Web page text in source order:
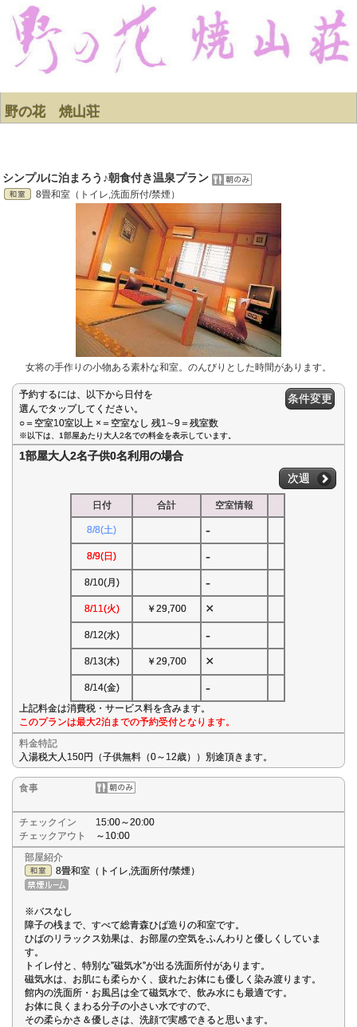
野の花 焼山荘
シンプルに泊まろう♪朝食付き温泉プラン
8畳和室（トイレ,洗面所付/禁煙）
女将の手作りの小物ある素朴な和室。のんびりとした時間があります。
予約するには、以下から日付を
選んでタップしてください。
○＝空室10室以上 ×＝空室なし 残1∼9＝残室数
条件変更
※以下は、1部屋あたり大人2名での料金を表示しています。
1部屋大人2名子供0名利用の場合
次週
日付 合計 空室情報
8/8(土) -
8/9(日) -
8/10(月) -
8/11(火) ￥29,700 ×
8/12(水) -
8/13(木) ￥29,700 ×
8/14(金) -
上記料金は消費税・サービス料を含みます。
このプランは最大2泊までの予約受付となります。
料金特記
入湯税大人150円（子供無料（0～12歳））別途頂きます。
食事
チェックイン
15:00～20:00
チェックアウト
～10:00
部屋紹介
8畳和室（トイレ,洗面所付/禁煙）
※バスなし
障子の桟まで、すべて総青森ひば造りの和室です。
ひばのリラックス効果は、お部屋の空気をふんわりと優しくしていま
す。
トイレ付と、特別な”磁気水”が出る洗面所付があります。
磁気水は、お肌にも柔らかく、疲れたお体にも優しく染み渡ります。
館内の洗面所・お風呂は全て磁気水で、飲み水にも最適です。
お体に良くまわる分子の小さい水ですので、
その柔らかさ＆優しさは、洗顔で実感できると思います。